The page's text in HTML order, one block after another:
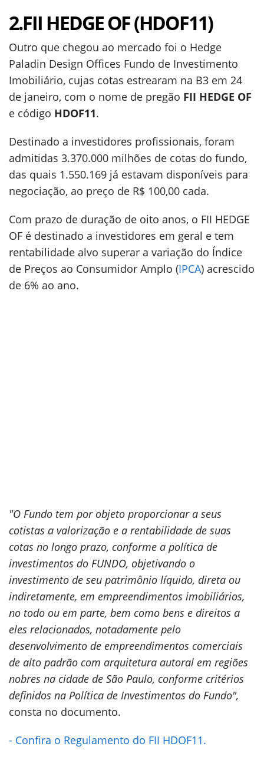
2.FII HEDGE OF (HDOF11)
Outro que chegou ao mercado foi o Hedge
Paladin Design Offices Fundo de Investimento
Imobiliário, cujas cotas estrearam na B3 em 24
de janeiro, com o nome de pregão FII HEDGE OF
e código HDOF11.
Destinado a investidores profissionais, foram
admitidas 3.370.000 milhões de cotas do fundo,
das quais 1.550.169 já estavam disponíveis para
negociação, ao preço de R$ 100,00 cada.
Com prazo de duração de oito anos, o FII HEDGE
OF é destinado a investidores em geral e tem
rentabilidade alvo superar a variação do Índice
de Preços ao Consumidor Amplo (IPCA) acrescido
de 6% ao ano.
"O Fundo tem por objeto proporcionar a seus
cotistas a valorização e a rentabilidade de suas
cotas no longo prazo, conforme a política de
investimentos do FUNDO, objetivando o
investimento de seu patrimônio líquido, direta ou
indiretamente, em empreendimentos imobiliários,
no todo ou em parte, bem como bens e direitos a
eles relacionados, notadamente pelo
desenvolvimento de empreendimentos comerciais
de alto padrão com arquitetura autoral em regiões
nobres na cidade de São Paulo, conforme critérios
definidos na Política de Investimentos do Fundo",
consta no documento.
- Confira o Regulamento do FII HDOF11.